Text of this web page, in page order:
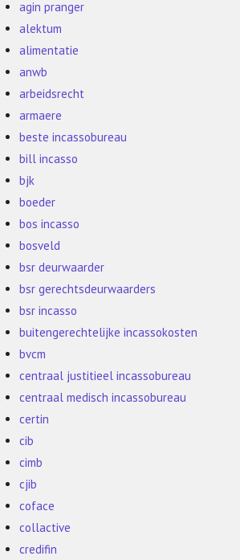
agin pranger
alektum
alimentatie
anwb
arbeidsrecht
armaere
beste incassobureau
bill incasso
bjk
boeder
bos incasso
bosveld
bsr deurwaarder
bsr gerechtsdeurwaarders
bsr incasso
buitengerechtelijke incassokosten
bvcm
centraal justitieel incassobureau
centraal medisch incassobureau
certin
cib
cimb
cjib
coface
collactive
credifin